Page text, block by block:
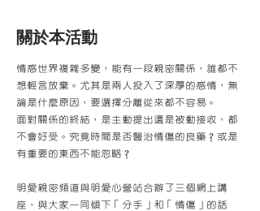
關於本活動
情感世界複雜多變，能有一段親密關係，誰都不
想輕言放棄。尤其是兩人投入了深厚的感情，無
論是什麼原因，要選擇分離從來都不容易。
面對關係的終結，是主動提出還是被動接收，都
不會好受。究竟時間是否醫治情傷的良藥？或是
有重要的東西不能忽略？
明愛親密頻道與明愛心營站合辦了三個網上講
座，與大家一同傾下「分手」和「情傷」的話